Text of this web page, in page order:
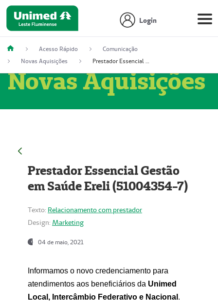
Login
Acesso Rápido
Comunicação
Novas Aquisições
Prestador Essencial Gestão em Saúde Ereli (51004354-7)
Novas Aquisições
Prestador Essencial Gestão
em Saúde Ereli (51004354-7)
Texto: Relacionamento com prestador
Design: Marketing
04 de maio, 2021
Informamos o novo credenciamento para
atendimentos aos beneficiários da Unimed
Local, Intercâmbio Federativo e Nacional .